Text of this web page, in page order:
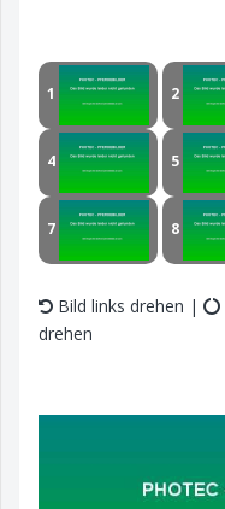
1 2
4 5
7 8
Bild links drehen |
drehen